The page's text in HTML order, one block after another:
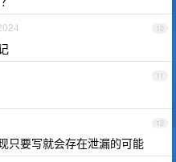
10
11
12
只要写就会存在泄漏的可能